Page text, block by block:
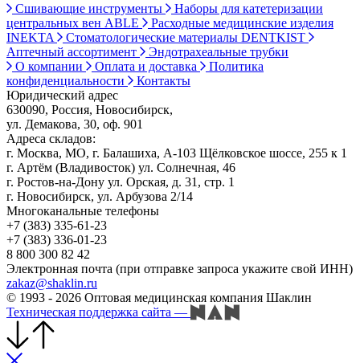
Сшивающие инструменты
Наборы для катетеризации
центральных вен ABLE
Расходные медицинские изделия
INEKTA
Стоматологические материалы DENTKIST
Аптечный ассортимент
Эндотрахеальные трубки
О компании
Оплата и доставка
Политика
конфиденциальности
Контакты
Юридический адрес
630090, Россия, Новосибирск,
ул. Демакова, 30, оф. 901
Адреса складов:
г. Москва, МО, г. Балашиха, А-103 Щёлковское шоссе, 255 к 1
г. Артём (Владивосток) ул. Солнечная, 46
г. Ростов-на-Дону ул. Орская, д. 31, стр. 1
г. Новосибирск, ул. Арбузова 2/14
Многоканальные телефоны
+7 (383) 335-61-23
+7 (383) 336-01-23
8 800 300 82 42
Электронная почта (при отправке запроса укажите свой ИНН)
zakaz@shaklin.ru
© 1993 - 2026 Оптовая медицинская компания Шаклин
Техническая поддержка сайта —